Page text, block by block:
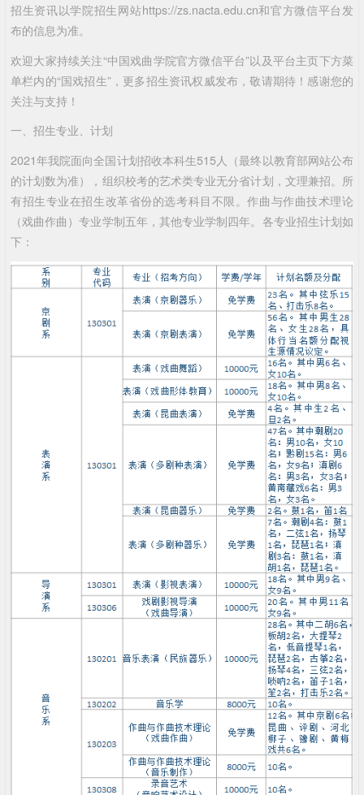
招生资讯以学院招生网站https://zs.nacta.edu.cn和官方微信平台发
布的信息为准。
欢迎大家持续关注“中国戏曲学院官方微信平台”以及平台主页下方菜
单栏内的“国戏招生”，更多招生资讯权威发布，敬请期待！感谢您的
关注与支持！
一、招生专业、计划
2021年我院面向全国计划招收本科生515人（最终以教育部网站公布
的计划数为准），组织校考的艺术类专业无分省计划，文理兼招。所
有招生专业在招生改革省份的选考科目不限。作曲与作曲技术理论
（戏曲作曲）专业学制五年，其他专业学制四年。各专业招生计划如
下：